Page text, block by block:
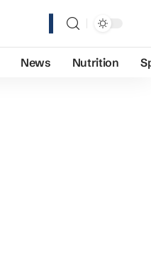
News Nutrition